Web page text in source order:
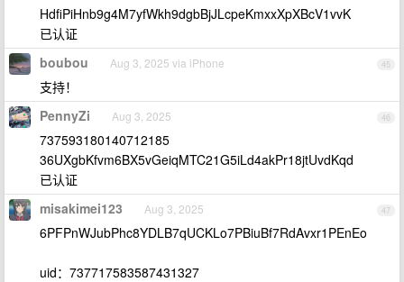
HdfiPiHnb9g4M7yfWkh9dgbBjJLcpeKmxxXpXBcV1vvK
已认证
45
boubou Aug 3, 2025 via iPhone
支持！
46
PennyZi Aug 3, 2025
737593180140712185
36UXgbKfvm6BX5vGeiqMTC21G5iLd4akPr18jtUvdKqd
已认证
47
misakimei123 Aug 3, 2025
6PFPnWJubPhc8YDLB7qUCKLo7PBiuBf7RdAvxr1PEnEo
uid：737717583587431327